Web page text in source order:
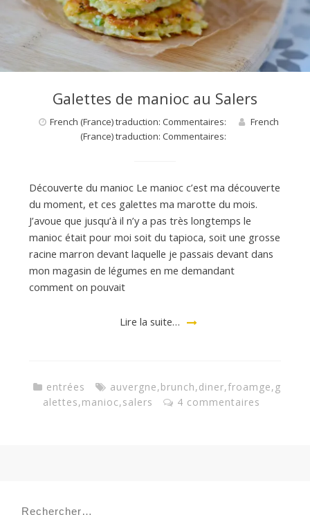
e
Galettes de manioc au Salers
French (France) traduction: Commentaires:
French
(France) traduction: Commentaires:
Découverte du manioc Le manioc c’est ma découverte
du moment, et ces galettes ma marotte du mois.
J’avoue que jusqu’à il n’y a pas très longtemps le
manioc était pour moi soit du tapioca, soit une grosse
racine marron devant laquelle je passais devant dans
mon magasin de légumes en me demandant
comment on pouvait
Lire la suite…
entrées auvergne,brunch,diner,froamge, g
alettes,manioc,salers 4 commentaires
Rechercher :